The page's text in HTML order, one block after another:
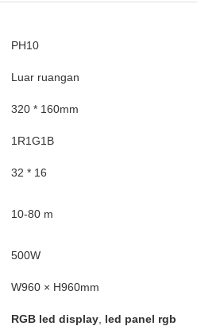
PH10
Luar ruangan
320 * 160mm
1R1G1B
32 * 16
10-80 m
500W
W960 × H960mm
RGB led display led panel rgb